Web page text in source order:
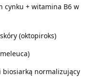
cynku + witamina B6 w
(oktopiroks)
biosiarką normalizujący